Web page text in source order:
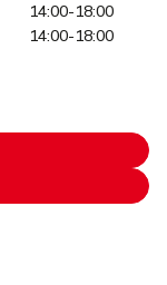
14:00-18:00
14:00-18:00